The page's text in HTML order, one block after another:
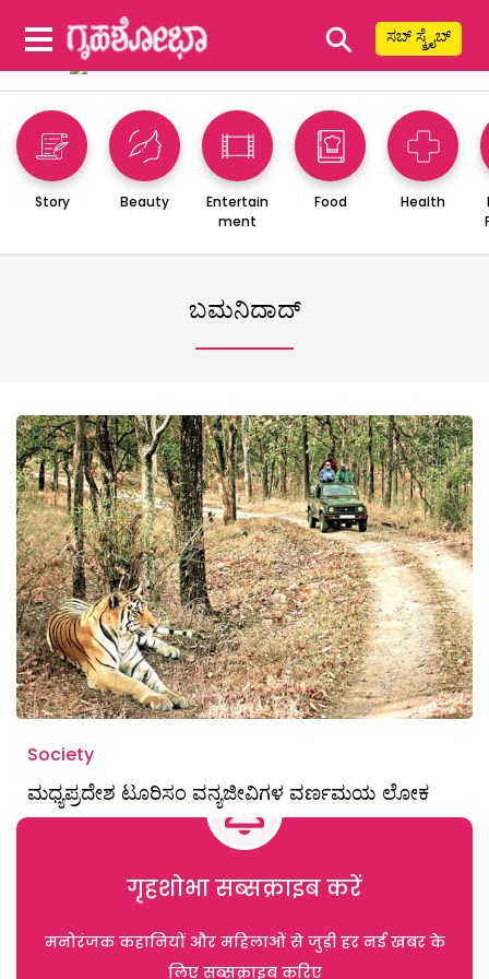
⚲ ಸಬ್ ಸ್ಕ್ರೈಬ್
Story Beauty
Entertain
ment
Food Health
ಬಮನಿದಾದ್
Society
ಮಧ್ಯಪ್ರದೇಶ ಟೂರಿಸಂ ವನ್ಯಜೀವಿಗಳ ವರ್ಣಮಯ ಲೋಕ
गृहशोभा सब्सक्राइब करें
मनोरंजक कहानियों और महिलाओं से जुड़ी हर नई खबर के
लिए सब्सक्राइब करिए